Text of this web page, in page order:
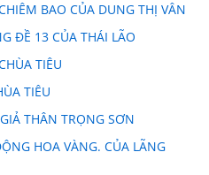
BAO CỦA DUNG THỊ VÂN
ĐỀ 13 CỦA THÁI LÃO
TIÊU
TIÊU
THÂN TRỌNG SƠN
HOA VÀNG. CỦA LÃNG